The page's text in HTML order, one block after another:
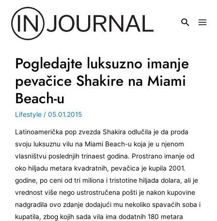
sadržaj
Pogledajte luksuzno imanje
pevačice Shakire na Miami
Beach-u
Lifestyle /05.01.2015
Latinoamerička pop zvezda Shakira odlučila je da proda
svoju luksuznu vilu na Miami Beach-u koja je u njenom
vlasništvu poslednjih trinaest godina. Prostrano imanje od
oko hiljadu metara kvadratnih, pevačica je kupila 2001.
godine, po ceni od tri miliona i tristotine hiljada dolara, ali je
vrednost više nego ustrostručena pošti je nakon kupovine
nadgradila ovo zdanje dodajući mu nekoliko spavaćih soba i
kupatila, zbog kojih sada vila ima dodatnih 180 metara